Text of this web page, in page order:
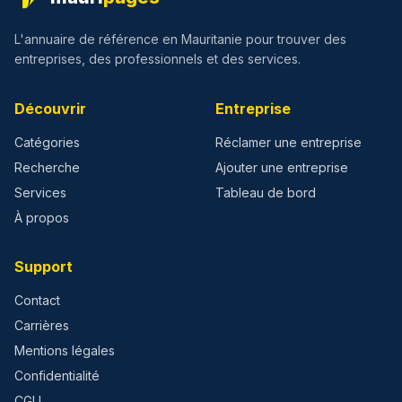
L'annuaire de référence en Mauritanie pour trouver des
entreprises, des professionnels et des services.
Découvrir
Catégories
Recherche
Services
À propos
Entreprise
Réclamer une entreprise
Ajouter une entreprise
Tableau de bord
Support
Contact
Carrières
Mentions légales
Confidentialité